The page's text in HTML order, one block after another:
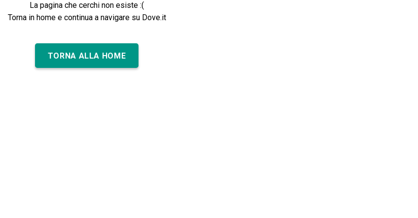
La pagina che cerchi non esiste :(
Torna in home e continua a navigare su Dove.it
TORNA ALLA HOME